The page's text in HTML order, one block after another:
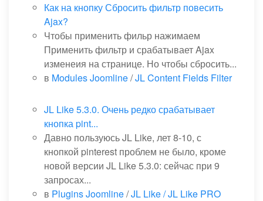
Как на кнопку Сбросить фильтр повесить
Ajax?
Чтобы применить фильр нажимаем
Применить фильтр и срабатывает Ajax
изменеия на странице. Но чтобы сбросить...
в Modules Joomline/JL Content Fields Filter
JL Like 5.3.0. Очень редко срабатывает
кнопка pint...
Давно пользуюсь JL Like, лет 8-10, с
кнопкой pinterest проблем не было, кроме
новой версии JL Like 5.3.0: сейчас при 9
запросах...
в Plugins Joomline/JL Like / JL Like PRO